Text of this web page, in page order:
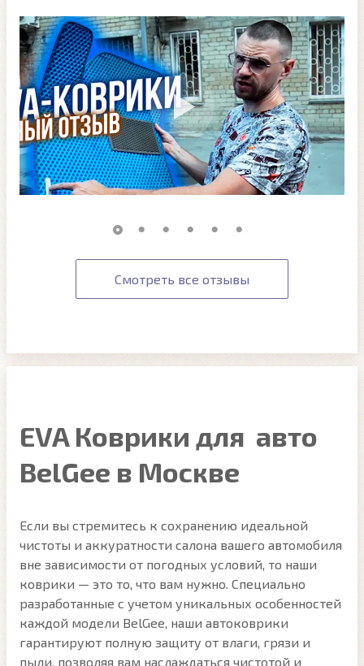
Смотреть все отзывы
EVA Коврики для авто
BelGee в Москве
Если вы стремитесь к сохранению идеальной
чистоты и аккуратности салона вашего автомобиля
вне зависимости от погодных условий, то наши
коврики — это то, что вам нужно. Специально
разработанные с учетом уникальных особенностей
каждой модели BelGee, наши автоковрики
гарантируют полную защиту от влаги, грязи и
пыли, позволяя вам наслаждаться чистотой и